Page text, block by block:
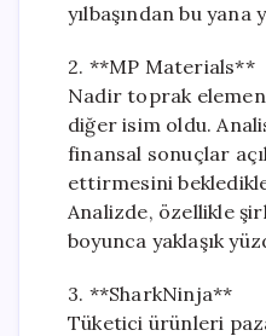
yılbaşından bu yana
2. **MP Materials**
Nadir toprak
diğer isim oldu.
finansal sonuçlar
ettirmesini
Analizde, özellikle
boyunca yaklaşık
3. **SharkNinja**
Tüketici ürünleri